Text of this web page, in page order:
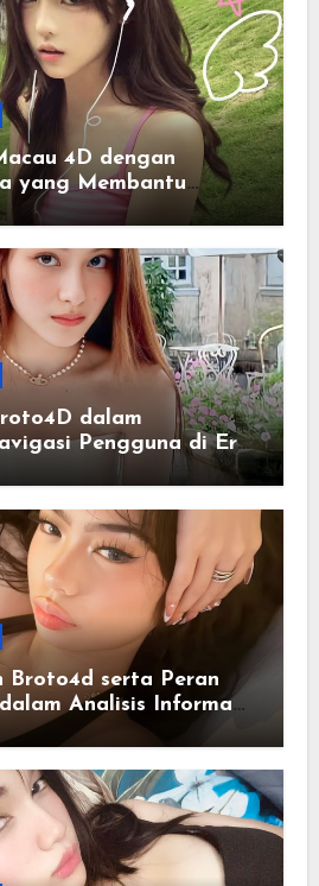
4D dengan
yang Membantu
Informasi Secara
dalam
Pengguna di Era
Broto4d serta Peran
Analisis Informasi